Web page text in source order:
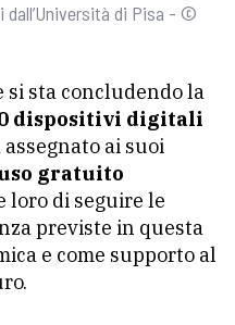
di Pisa - ©
si sta concludendo la
dispositivi digitali
ai suoi
gratuito
loro di seguire le
previste in questa
e come supporto al